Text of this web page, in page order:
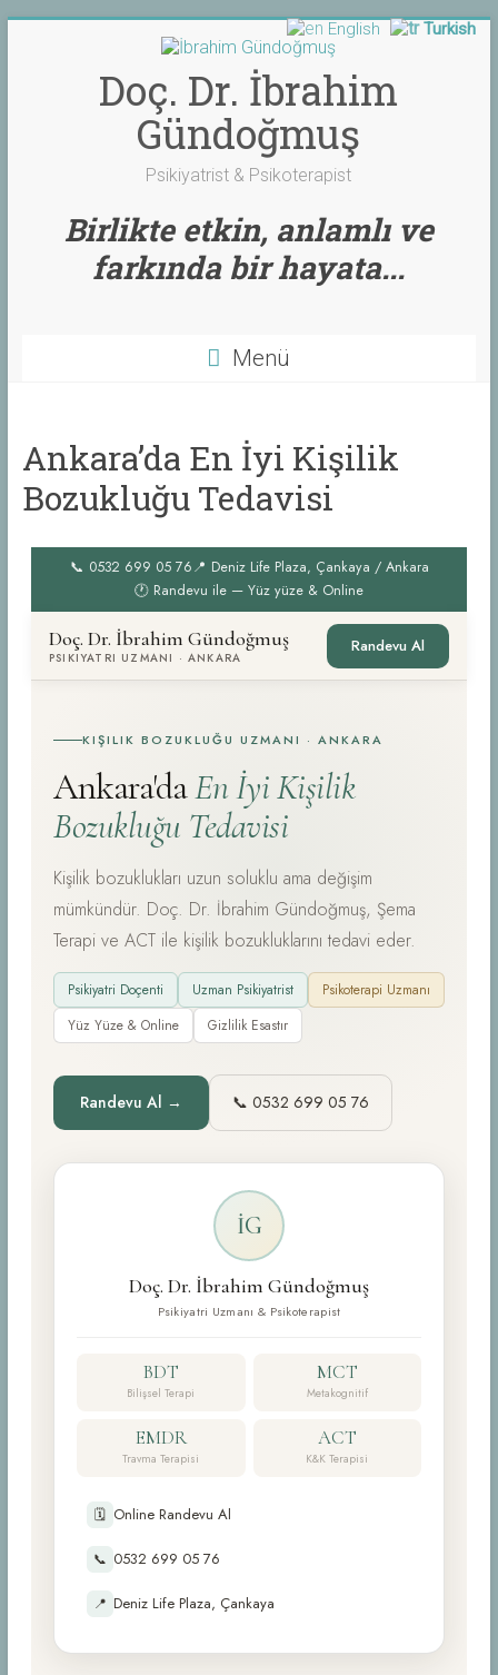
Doç. Dr. İbrahim
Gündoğmuş
Psikiyatrist & Psikoterapist
Birlikte etkin, anlamlı ve
farkında bir hayata...
Menü
Ankara’da En İyi Kişilik
Bozukluğu Tedavisi
English Turkish